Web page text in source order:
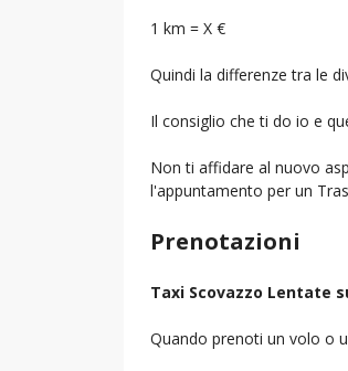
1 km = X €
Quindi la differenze tra le
Il consiglio che ti do io e
Non ti affidare al nuovo
l'appuntamento per un
Prenotazioni
Taxi Scovazzo Lentate
Quando prenoti un volo o